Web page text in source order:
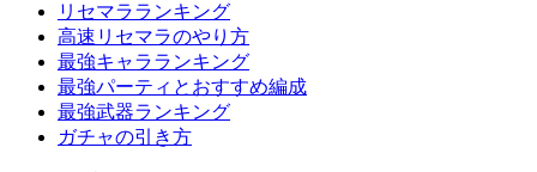
リセマラランキング
高速リセマラのやり方
最強キャラランキング
最強パーティとおすすめ編成
最強武器ランキング
ガチャの引き方